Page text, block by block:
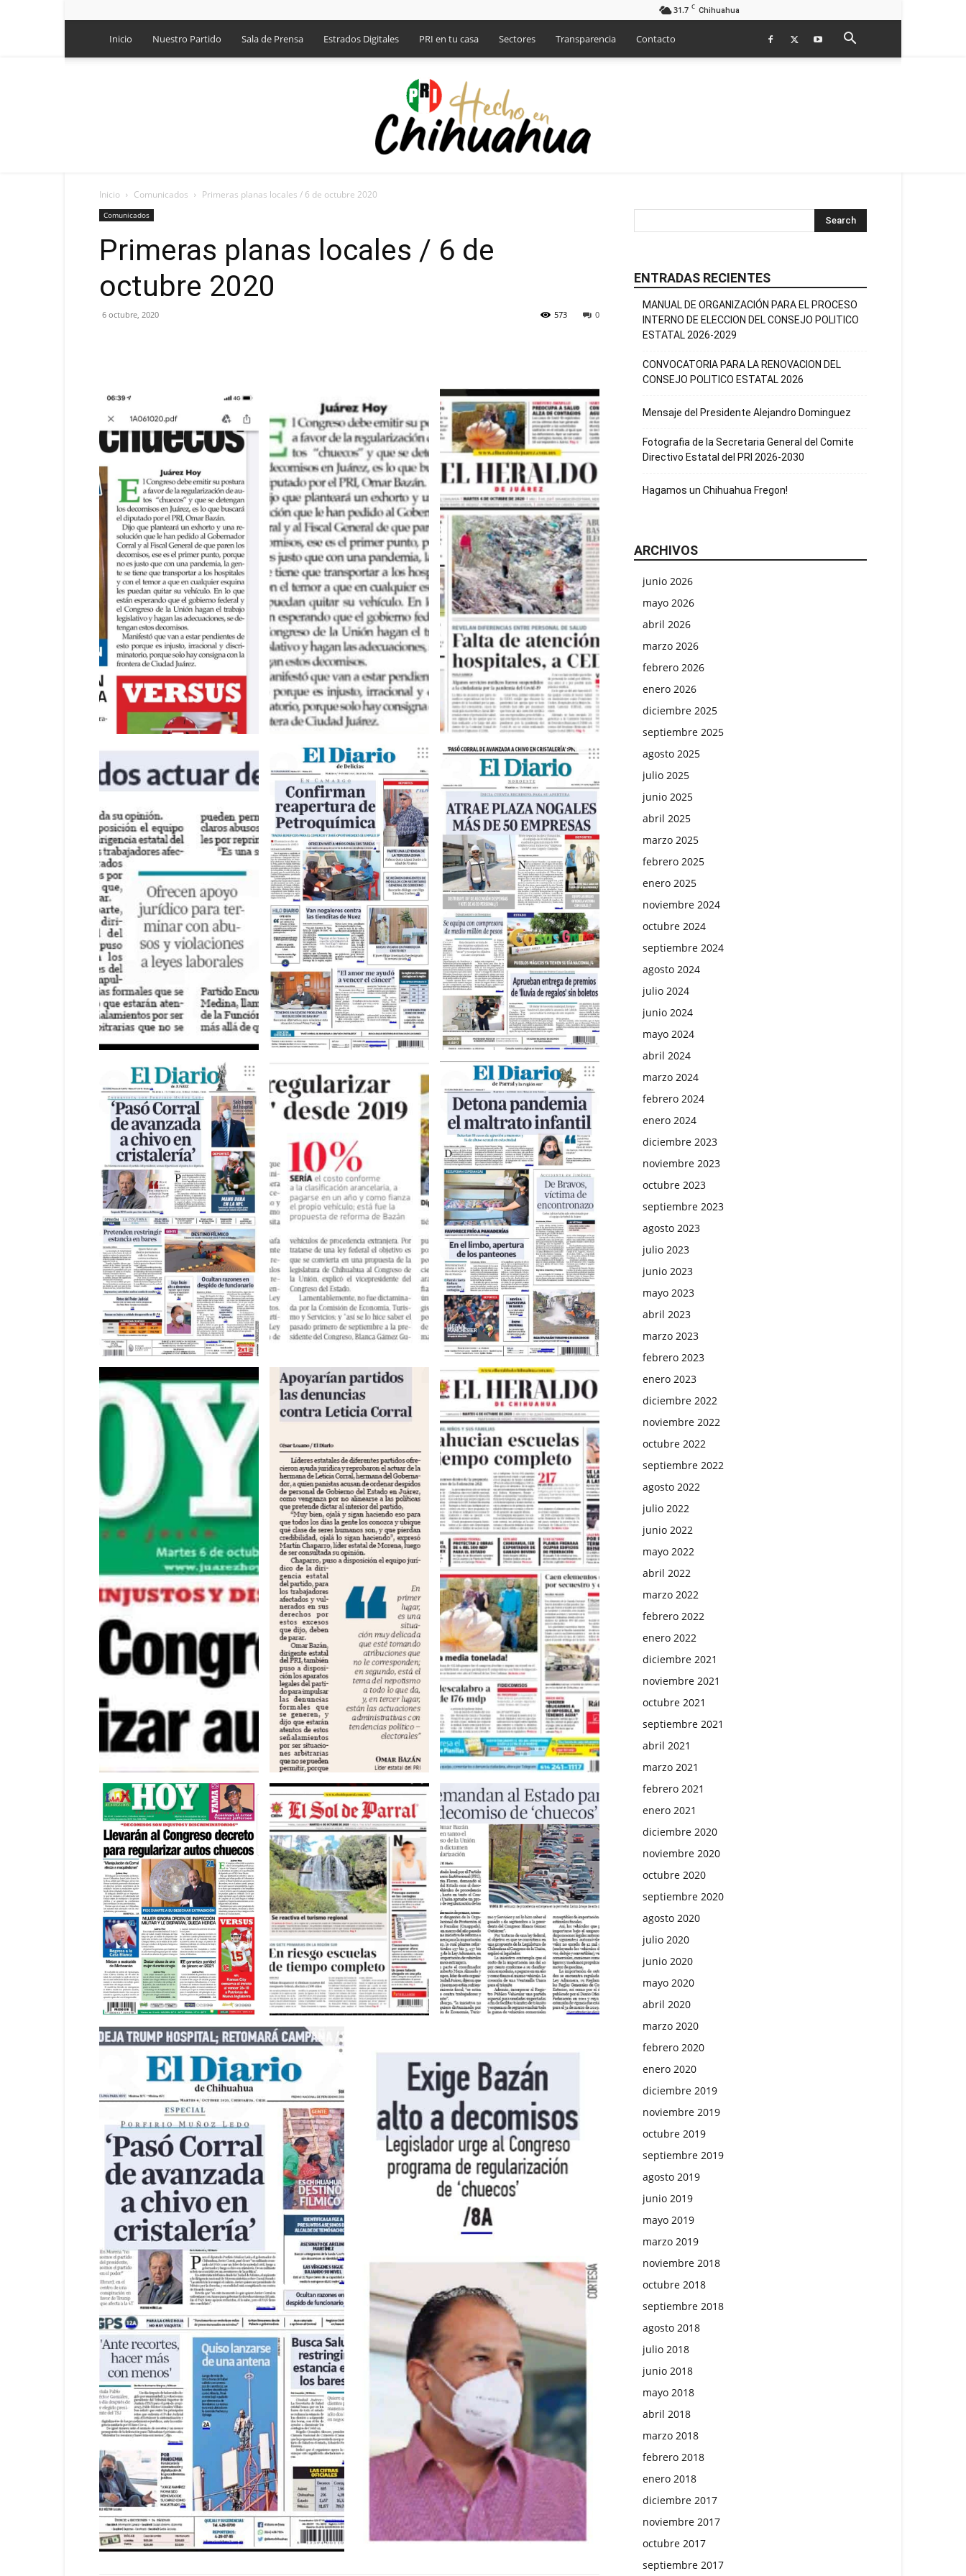
31.7 C Chihuahua
Inicio Nuestro Partido Sala de Prensa Estrados Digitales PRI en tu casa Sectores Transparencia Contacto
CDE
Chihuahua
Inicio Comunicados Primeras planas locales / 6 de octubre 2020
Comunicados
Primeras planas locales / 6 de
octubre 2020
6 octubre, 2020 0
573
ENTRADAS RECIENTES
MANUAL DE ORGANIZACIÓN PARA EL PROCESO
INTERNO DE ELECCION DEL CONSEJO POLITICO
ESTATAL 2026-2029
CONVOCATORIA PARA LA RENOVACION DEL
CONSEJO POLITICO ESTATAL 2026
Mensaje del Presidente Alejandro Dominguez
Fotografia de la Secretaria General del Comite
Directivo Estatal del PRI 2026-2030
Hagamos un Chihuahua Fregon!
ARCHIVOS
junio 2026
mayo 2026
abril 2026
marzo 2026
febrero 2026
enero 2026
diciembre 2025
septiembre 2025
agosto 2025
julio 2025
junio 2025
abril 2025
marzo 2025
febrero 2025
enero 2025
noviembre 2024
octubre 2024
septiembre 2024
agosto 2024
julio 2024
junio 2024
mayo 2024
abril 2024
marzo 2024
febrero 2024
enero 2024
diciembre 2023
noviembre 2023
octubre 2023
septiembre 2023
agosto 2023
julio 2023
junio 2023
mayo 2023
abril 2023
marzo 2023
febrero 2023
enero 2023
diciembre 2022
noviembre 2022
octubre 2022
septiembre 2022
agosto 2022
julio 2022
junio 2022
mayo 2022
abril 2022
marzo 2022
febrero 2022
enero 2022
diciembre 2021
noviembre 2021
octubre 2021
septiembre 2021
abril 2021
marzo 2021
febrero 2021
enero 2021
diciembre 2020
noviembre 2020
octubre 2020
septiembre 2020
agosto 2020
julio 2020
junio 2020
mayo 2020
abril 2020
marzo 2020
febrero 2020
enero 2020
diciembre 2019
noviembre 2019
octubre 2019
septiembre 2019
agosto 2019
junio 2019
mayo 2019
marzo 2019
noviembre 2018
octubre 2018
septiembre 2018
agosto 2018
julio 2018
junio 2018
mayo 2018
abril 2018
marzo 2018
febrero 2018
enero 2018
diciembre 2017
noviembre 2017
octubre 2017
septiembre 2017